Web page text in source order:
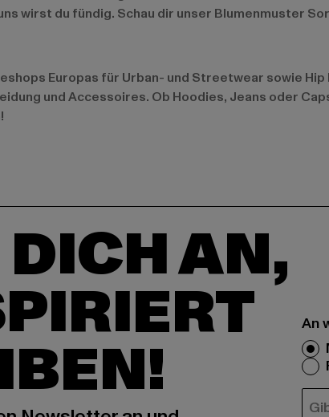
wirst du fündig. Schau dir unser Blumenmuster
Europas für Urban- und Streetwear sowie
und Accessoires. Ob Hoodies, Jeans oder
AN,
An